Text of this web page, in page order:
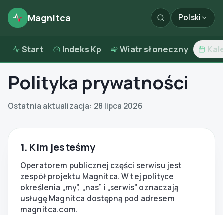
Magnitca Polski
Start Indeks Kp Wiatr słoneczny
Polityka prywatności
Ostatnia aktualizacja: 28 lipca 2026
1. Kim jesteśmy
Operatorem publicznej części serwisu jest
zespół projektu Magnitca. W tej polityce
określenia „my”, „nas” i „serwis” oznaczają
usługę Magnitca dostępną pod adresem
magnitca.com.